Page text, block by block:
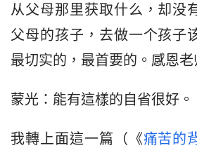
从父母那里获取什么，却没
父母的孩子，去做一个孩子
最切实的，最首要的。感恩老
蒙光：能有這樣的自省很好。
我轉上面這一篇（《痛苦的